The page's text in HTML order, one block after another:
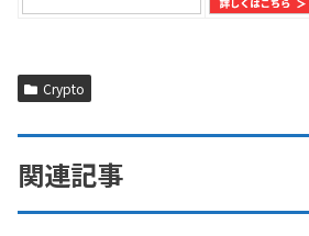
Crypto
関連記事